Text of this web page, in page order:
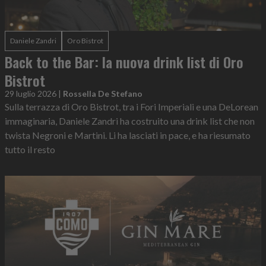
Daniele Zandri Oro Bistrot
Back to the Bar: la nuova drink list di Oro
Bistrot
29 luglio 2026 | Rossella De Stefano
Sulla terrazza di Oro Bistrot, tra i Fori Imperiali e una DeLorean
immaginaria, Daniele Zandri ha costruito una drink list che non
twista Negroni e Martini. Li ha lasciati in pace, e ha riesumato
tutto il resto